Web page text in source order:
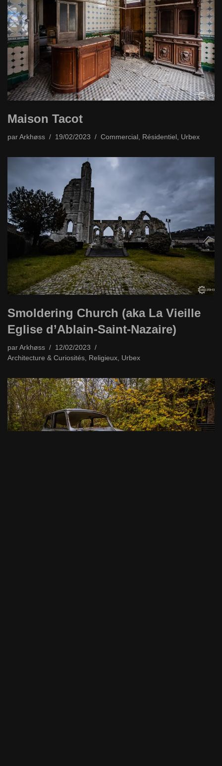
Maison Tacot
par Arkhøss 19/02/2023 Commercial Résidentiel Urbex
Smoldering Church (aka La Vieille
Eglise d’Ablain-Saint-Nazaire)
par Arkhøss
12/02/2023
Architecture & Curiosités, Religieux, Urbex